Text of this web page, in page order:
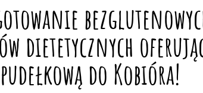
dietetycznych
pudełkową do Kobióra!